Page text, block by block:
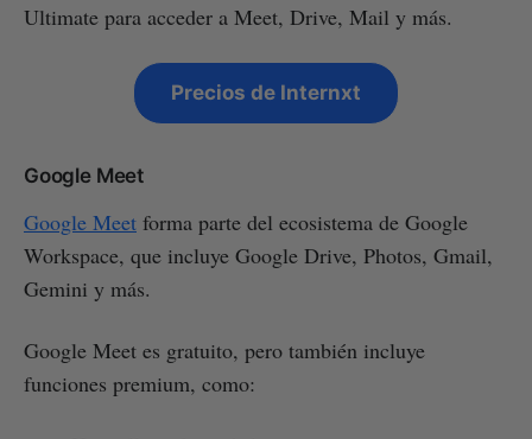
Ultimate para acceder a Meet, Drive, Mail y más.
Precios de Internxt
Google Meet
Google Meet forma parte del ecosistema de Google
Workspace, que incluye Google Drive, Photos, Gmail,
Gemini y más.
Google Meet es gratuito, pero también incluye
funciones premium, como: